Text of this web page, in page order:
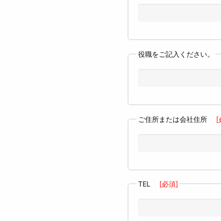
役職をご記入ください。
ご住所または会社住所 [
TEL [必須]